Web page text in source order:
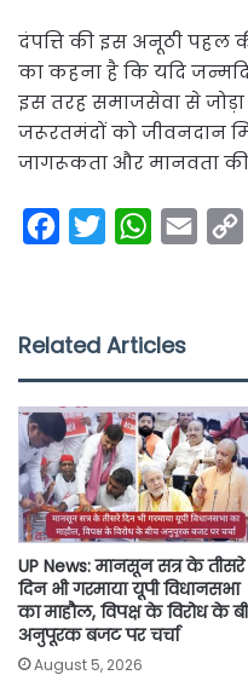
दंपत्ति की इस अनूठी पहल की
का कहना है कि यदि
इस तरह समाजसेवा से
जरूरतमंदों को जीवनदान
जागरूकता और मानवता की
e
o
o
k
t
e
r
W
t
A
p
p
i
Related Articles
UP News: मानसून सत्र के तीसरे
दिन भी गरमाया यूपी विधानसभा
का माहौल, विपक्ष के विरोध के
अनुपूरक बजट पर चर्चा
August 5, 2026